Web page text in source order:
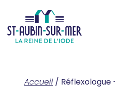
Accueil / Réflexologue